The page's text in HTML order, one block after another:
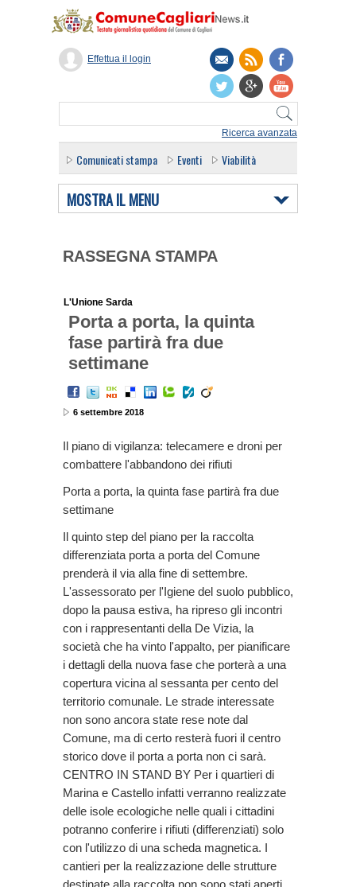
Ricerca avanzata
Effettua il login
Comunicati stampa Eventi Viabilità
MOSTRA IL MENU
RASSEGNA STAMPA
L'Unione Sarda
Porta a porta, la quinta
fase partirà fra due
settimane
6 settembre 2018
Il piano di vigilanza: telecamere e droni per
combattere l'abbandono dei rifiuti
Porta a porta, la quinta fase partirà fra due
settimane
Il quinto step del piano per la raccolta
differenziata porta a porta del Comune
prenderà il via alla fine di settembre.
L'assessorato per l'Igiene del suolo pubblico,
dopo la pausa estiva, ha ripreso gli incontri
con i rappresentanti della De Vizia, la
società che ha vinto l'appalto, per pianificare
i dettagli della nuova fase che porterà a una
copertura vicina al sessanta per cento del
territorio comunale. Le strade interessate
non sono ancora state rese note dal
Comune, ma di certo resterà fuori il centro
storico dove il porta a porta non ci sarà.
CENTRO IN STAND BY Per i quartieri di
Marina e Castello infatti verranno realizzate
delle isole ecologiche nelle quali i cittadini
potranno conferire i rifiuti (differenziati) solo
con l'utilizzo di una scheda magnetica. I
cantieri per la realizzazione delle strutture